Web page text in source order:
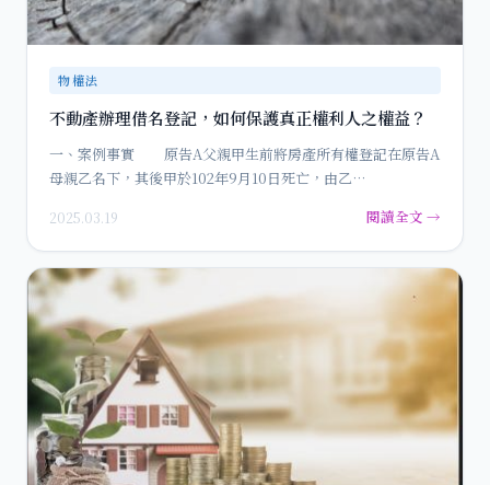
物權法
不動產辦理借名登記，如何保護真正權利人之權益？
一、案例事實 原告A父親甲生前將房產所有權登記在原告A
母親乙名下，其後甲於102年9月10日死亡，由乙…
2025.03.19 閱讀全文 →